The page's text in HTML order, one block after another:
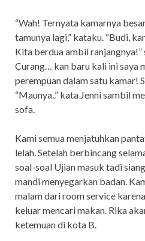
“Wah! Ternyata kamarnya
tamunya lagi,” kataku. “Budi,
Kita berdua ambil ranjangnya!”
Curang… kan baru kali ini saya
perempuan dalam satu kamar!
“Maunya..” kata Jenni sambil
sofa.
Kami semua menjatuhkan
lelah. Setelah berbincang
soal-soal Ujian masuk tadi
mandi menyegarkan badan.
malam dari room service
keluar mencari makan. Rika
ketemuan di kota B.